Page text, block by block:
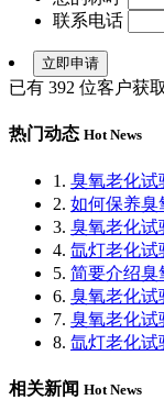
联系电话
已有 392 位客户获
热门动态 Hot News
1. 臭氧老化试
2. 如何保养臭
3. 臭氧老化试
4. 氙灯老化试
5. 简要介绍臭
6. 臭氧老化试
7. 臭氧老化试
8. 氙灯老化试
相关新闻 Hot News